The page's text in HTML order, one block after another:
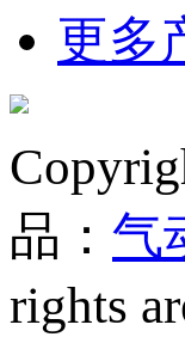
更多
品： 气
rights